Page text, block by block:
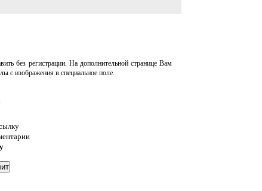
без регистрации. На дополнительной странице Вам
с изображения в специальное поле.